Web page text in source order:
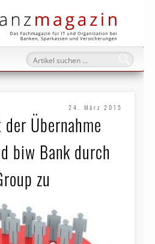
24. März 2015
Übernahme
biw Bank durch
zu